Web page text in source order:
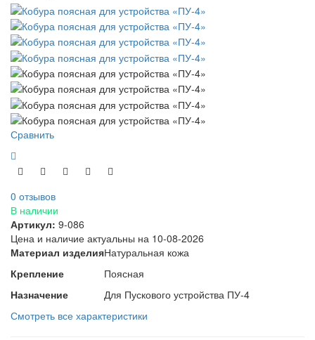
Сравнить
0 отзывов
В наличии
Артикул: 9-086
Цена и наличие актуальны на 10-08-2026
Материал изделияНатуральная кожа
Крепление
Поясная
Назначение
Для Пускового устройства ПУ-4
Смотреть все характеристики